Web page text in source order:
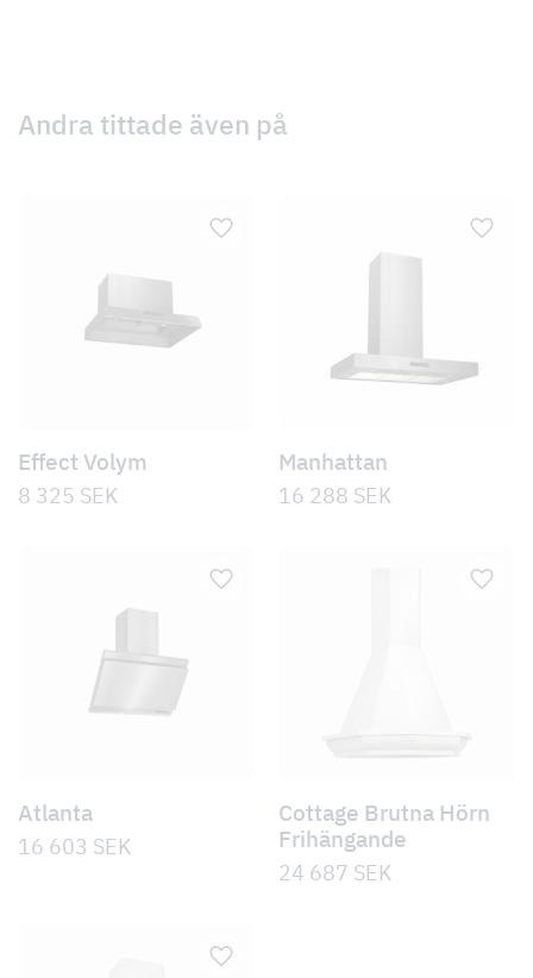
Andra tittade även på
Effect Volym
8 325 SEK
Manhattan
16 288 SEK
Atlanta
16 603 SEK
Cottage Brutna Hörn
Frihängande
24 687 SEK